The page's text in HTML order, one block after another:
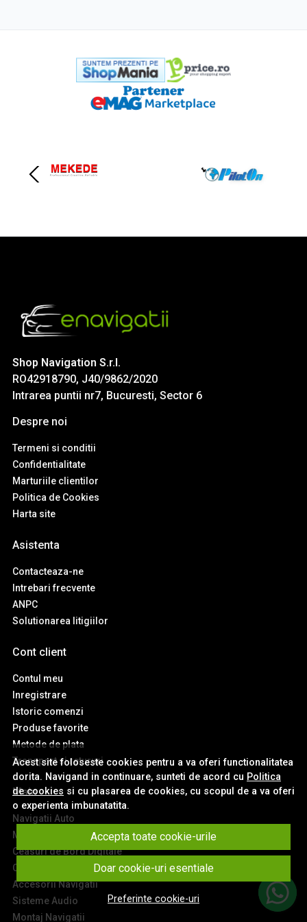
Acest site foloseste cookies pentru a va oferi functionalitatea
dorita. Navigand in continuare, sunteti de acord cu Politica
de cookies si cu plasarea de cookies, cu scopul de a va oferi
o experienta imbunatatita.
Accepta toate cookie-urile
Doar cookie-uri esentiale
Preferinte cookie-uri
Shop Navigation S.r.l.
RO42918790, J40/9862/2020
Intrarea puntii nr7, Bucuresti, Sector 6
Despre noi
Termeni si conditii
Confidentialitate
Marturiile clientilor
Politica de Cookies
Harta site
Asistenta
Contacteaza-ne
Intrebari frecvente
ANPC
Solutionarea litigiilor
Cont client
Contul meu
Inregistrare
Istoric comenzi
Produse favorite
Metode de plata
Transport si retururi
Main
Navigatii Auto
Module Carplay si Android Auto
Ceasuri de Bord Digitale
Camere Auto
Accesorii Navigatii
Sisteme Audio
Montaj Navigatii